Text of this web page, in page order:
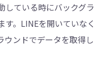
している時にバックグラ
。LINEを開いていなく
ウンドでデータを取得し